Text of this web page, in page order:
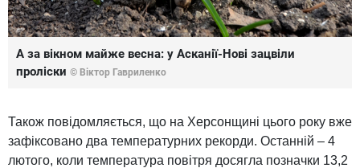
А за вікном майже весна: у Асканії-Нові зацвіли
проліски © Віктор Гавриленко
Також повідомляється, що на Херсонщині цього року вже
зафіксовано два температурних рекорди. Останній – 4
лютого, коли температура повітря досягла позначки 13,2